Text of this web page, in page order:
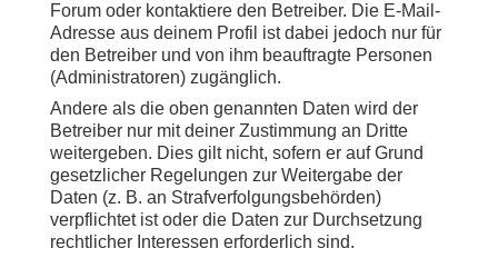
Forum oder kontaktiere den Betreiber. Die E-Mail-
Adresse aus deinem Profil ist dabei jedoch nur für
den Betreiber und von ihm beauftragte Personen
(Administratoren) zugänglich.
Andere als die oben genannten Daten wird der
Betreiber nur mit deiner Zustimmung an Dritte
weitergeben. Dies gilt nicht, sofern er auf Grund
gesetzlicher Regelungen zur Weitergabe der
Daten (z. B. an Strafverfolgungsbehörden)
verpflichtet ist oder die Daten zur Durchsetzung
rechtlicher Interessen erforderlich sind.